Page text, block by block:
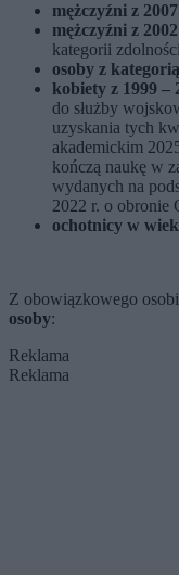
mężczyźni z
mężczyźni z
kategorii
osoby z
kobiety z 1999 –
do służby
uzyskania tych
akademickim
kończą naukę w
wydanych na
2022 r. o obronie
ochotnicy w
Z obowiązkowego
osoby:
Reklama
Reklama